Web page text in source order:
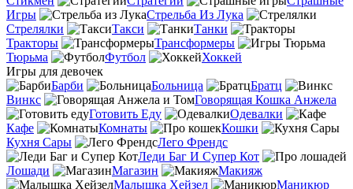
Игры
Стрельба Из Лука
Стрелялки
Такси
Танки
Тракторы
Трансформеры
Тюрьма
Футбол
Хоккей
Игры для девочек
Барби
Больница
Братц
Винкс
Говорящая Кошка Анжела
Готовить Еду
Одевалки
Кафе
Комнаты
Кошки
Кухня Сары
Лего Френдс
Леди Баг И Супер Кот
Лошади
Магазин
Макияж
Малышка Хейзел
Маникюр